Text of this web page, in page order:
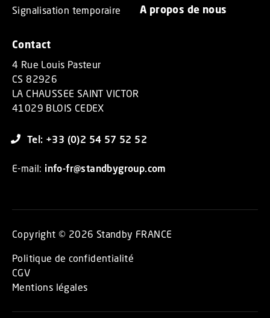
Signalisation temporaire
A propos de nous
Contact
4 Rue Louis Pasteur
CS 82926
LA CHAUSSEE SAINT VICTOR
41029 BLOIS CEDEX
Tel: +33 (0)2 54 57 52 52
E-mail: info-fr@standbygroup.com
Copyright © 2026 Standby FRANCE
Politique de confidentialité
CGV
Mentions légales